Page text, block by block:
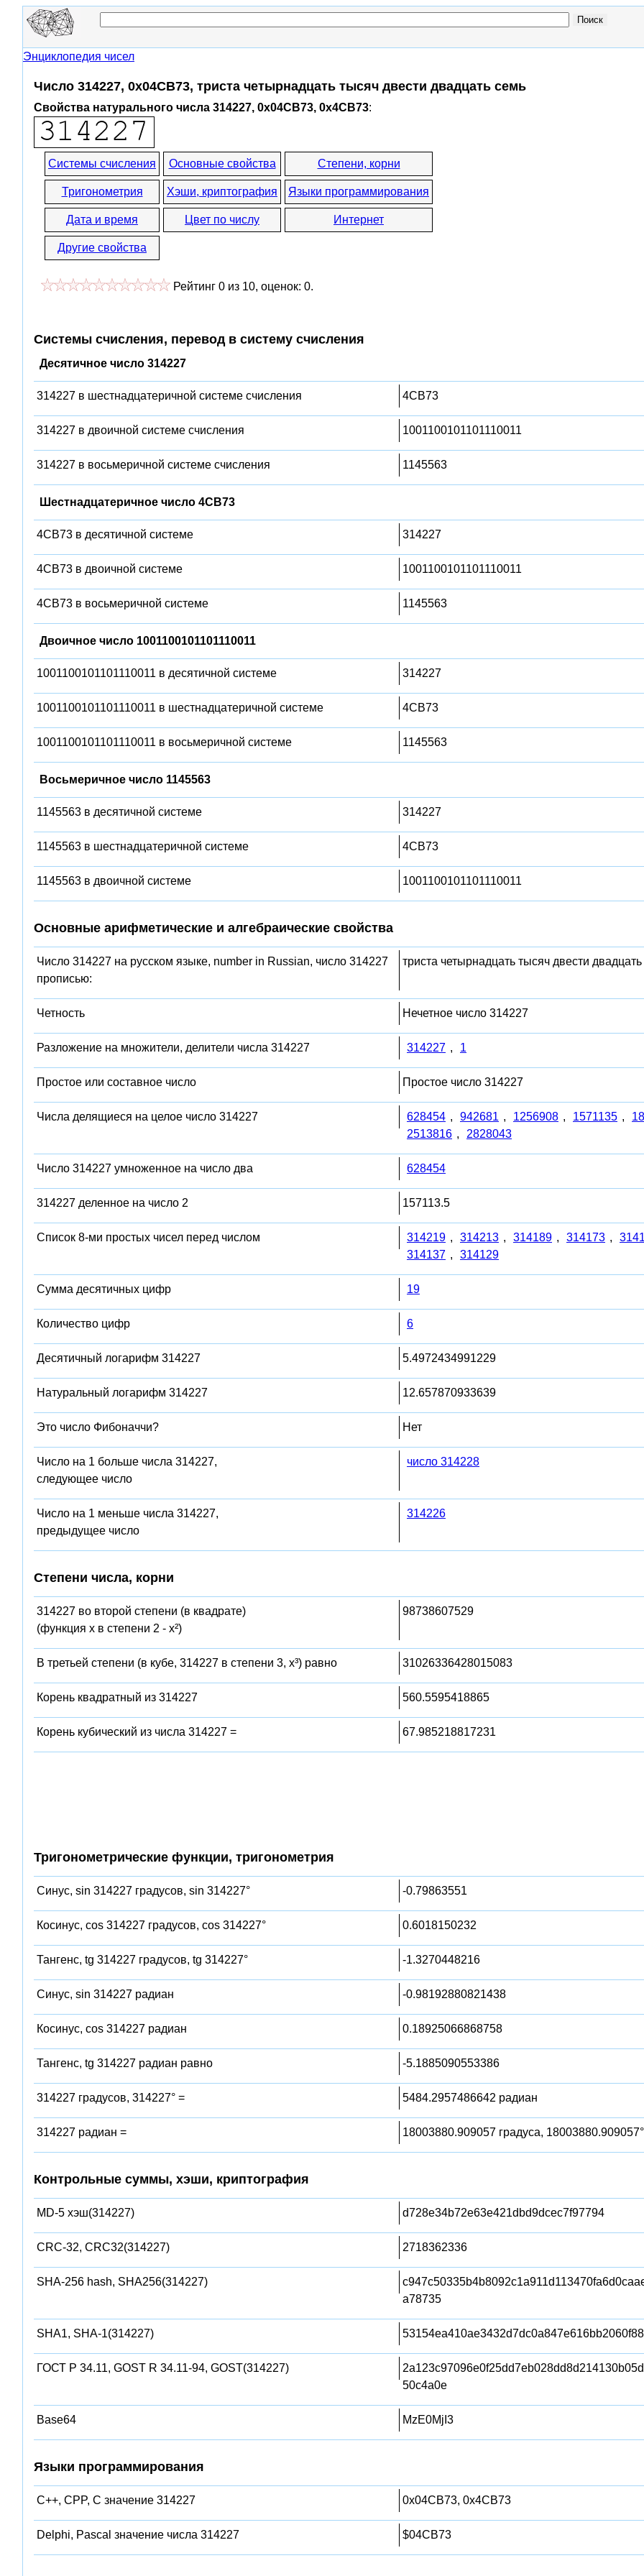
Энциклопедия чисел
Число 314227, 0x04CB73, триста четырнадцать тысяч двести двадцать семь
Свойства натурального числа 314227, 0x04CB73, 0x4CB73:
Системы счисления Основные свойства Степени, корни
Тригонометрия Хэши, криптография Языки программирования
Дата и время Цвет по числу Интернет
Другие свойства
Рейтинг 0 из 10, оценок: 0.
Системы счисления, перевод в систему счисления
Десятичное число 314227
314227 в шестнадцатеричной системе счисления 4CB73
314227 в двоичной системе счисления 1001100101101110011
314227 в восьмеричной системе счисления 1145563
Шестнадцатеричное число 4CB73
4CB73 в десятичной системе 314227
4CB73 в двоичной системе 1001100101101110011
4CB73 в восьмеричной системе 1145563
Двоичное число 1001100101101110011
1001100101101110011 в десятичной системе 314227
1001100101101110011 в шестнадцатеричной системе 4CB73
1001100101101110011 в восьмеричной системе 1145563
Восьмеричное число 1145563
1145563 в десятичной системе 314227
1145563 в шестнадцатеричной системе 4CB73
1145563 в двоичной системе 1001100101101110011
Основные арифметические и алгебраические свойства
Число 314227 на русском языке, number in Russian, число 314227
прописью:
триста четырнадцать тысяч двести
Четность Нечетное число 314227
Разложение на множители, делители числа 314227 314227 , 1
Простое или составное число Простое число 314227
Числа делящиеся на целое число 314227 628454 , 942681 , 1256908 , 1571135 ,
2513816 , 2828043
Число 314227 умноженное на число два 628454
314227 деленное на число 2 157113.5
Список 8-ми простых чисел перед числом 314219 , 314213 , 314189 , 314173 ,
314137 , 314129
Сумма десятичных цифр 19
Количество цифр 6
Десятичный логарифм 314227 5.4972434991229
Натуральный логарифм 314227 12.657870933639
Это число Фибоначчи? Нет
Число на 1 больше числа 314227,
следующее число
число 314228
Число на 1 меньше числа 314227,
предыдущее число
314226
Степени числа, корни
314227 во второй степени (в квадрате)
(функция x в степени 2 - x²)
98738607529
В третьей степени (в кубе, 314227 в степени 3, x³) равно 31026336428015083
Корень квадратный из 314227 560.5595418865
Корень кубический из числа 314227 = 67.985218817231
Тригонометрические функции, тригонометрия
Синус, sin 314227 градусов, sin 314227° -0.79863551
Косинус, cos 314227 градусов, cos 314227° 0.6018150232
Тангенс, tg 314227 градусов, tg 314227° -1.3270448216
Синус, sin 314227 радиан -0.98192880821438
Косинус, cos 314227 радиан 0.18925066868758
Тангенс, tg 314227 радиан равно -5.1885090553386
314227 градусов, 314227° = 5484.2957486642 радиан
314227 радиан = 18003880.909057 градуса, 18003880.909057°
Контрольные суммы, хэши, криптография
MD-5 хэш(314227) d728e34b72e63e421dbd9dcec7f97794
CRC-32, CRC32(314227) 2718362336
SHA-256 hash, SHA256(314227)
a78735
SHA1, SHA-1(314227)
ГОСТ Р 34.11, GOST R 34.11-94, GOST(314227)
50c4a0e
Base64 MzE0MjI3
Языки программирования
C++, CPP, C значение 314227 0x04CB73, 0x4CB73
Delphi, Pascal значение числа 314227 $04CB73